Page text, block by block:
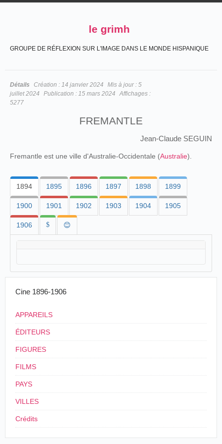
le grimh
GROUPE DE RÉFLEXION SUR L'IMAGE DANS LE MONDE HISPANIQUE
Détails Création : 14 janvier 2024 Mis à jour : 5
juillet 2024
Publication : 15 mars 2024
Affichages :
5277
FREMANTLE
Jean-Claude SEGUIN
Fremantle est une ville d'Australie-Occidentale (Australie).
1894 1895 1896 1897 1898 1899
1900 1901 1902 1903 1904 1905
1906 $ 😊
Cine 1896-1906
APPAREILS
ÉDITEURS
FIGURES
FILMS
PAYS
VILLES
Crédits